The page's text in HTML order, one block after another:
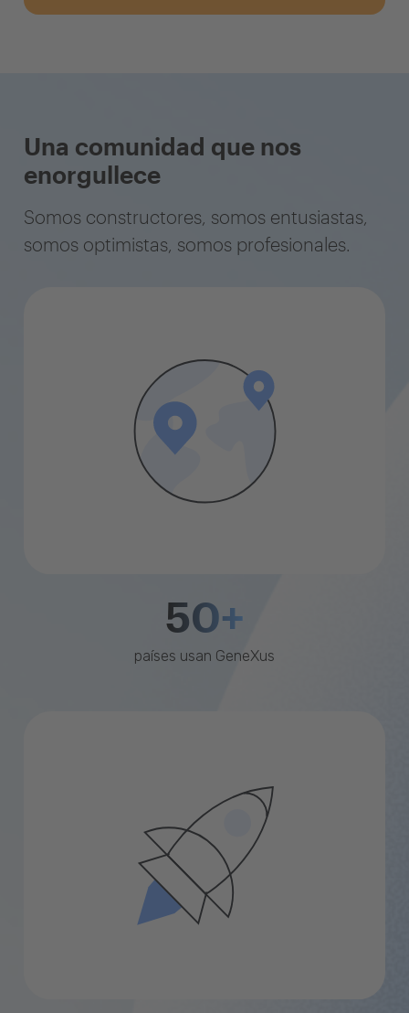
Una comunidad que nos
enorgullece
Somos constructores, somos entusiastas,
somos optimistas, somos profesionales.
50+
países usan GeneXus